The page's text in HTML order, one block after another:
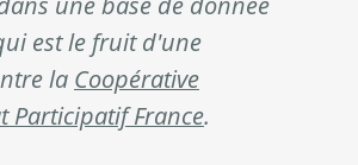
est le fruit d'une
la Coopérative
Participatif France.